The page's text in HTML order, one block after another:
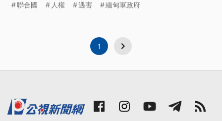
聯合國 人權 遇害 緬甸軍政府
1